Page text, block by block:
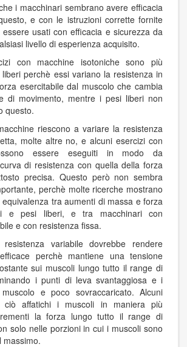
i macchinari sembrano avere efficacia
e con le istruzioni corrette fornite
usati con efficacia e sicurezza da
livello di esperienza acquisito.
con macchine isotoniche sono più
perchè essi variano la resistenza in
esercitabile dal muscolo che cambia
di movimento, mentre i pesi liberi non
questo.
riescono a variare la resistenza
molte altre no, e alcuni esercizi con
essere eseguiti in modo da
di resistenza con quella della forza
precisa. Questo però non sembra
perchè molte ricerche mostrano
tra aumenti di massa e forza
e pesi liberi, e tra macchinari con
e con resistenza fissa.
variabile dovrebbe rendere
perchè mantiene una tensione
sui muscoli lungo tutto il range di
i punti di leva svantaggiosa e i
e poco sovraccaricato. Alcuni
ciò affatichi i muscoli in maniera più
la forza lungo tutto il range di
solo nelle porzioni in cui i muscoli sono
massimo.